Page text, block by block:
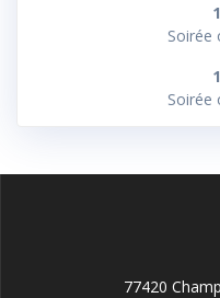
Soirée
Soirée
77420